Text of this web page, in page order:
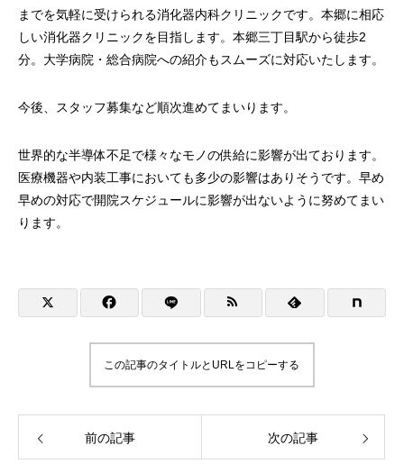
内視鏡
【2022年5月～】大腸内視
日更新
内視鏡
大腸内視鏡の下剤を院
までを気軽に受けられる消化器内科クリニックです。本郷に相応
しい消化器クリニックを目指します。本郷三丁目駅から徒歩2
分。大学病院・総合病院への紹介もスムーズに対応いたします。
今後、スタッフ募集など順次進めてまいります。
世界的な半導体不足で様々なモノの供給に影響が出ております。
医療機器や内装工事においても多少の影響はありそうです。早め
早めの対応で開院スケジュールに影響が出ないように努めてまい
ります。
この記事のタイトルとURLをコピーする
前の記事 次の記事